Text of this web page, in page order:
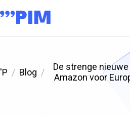
'P Blog
De strenge
Amazon voor